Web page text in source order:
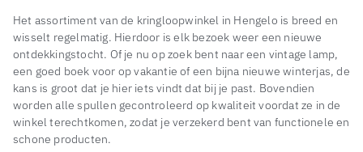
Het assortiment van de kringloopwinkel in Hengelo is breed en
wisselt regelmatig. Hierdoor is elk bezoek weer een nieuwe
ontdekkingstocht. Of je nu op zoek bent naar een vintage lamp,
een goed boek voor op vakantie of een bijna nieuwe winterjas, de
kans is groot dat je hier iets vindt dat bij je past. Bovendien
worden alle spullen gecontroleerd op kwaliteit voordat ze in de
winkel terechtkomen, zodat je verzekerd bent van functionele en
schone producten.